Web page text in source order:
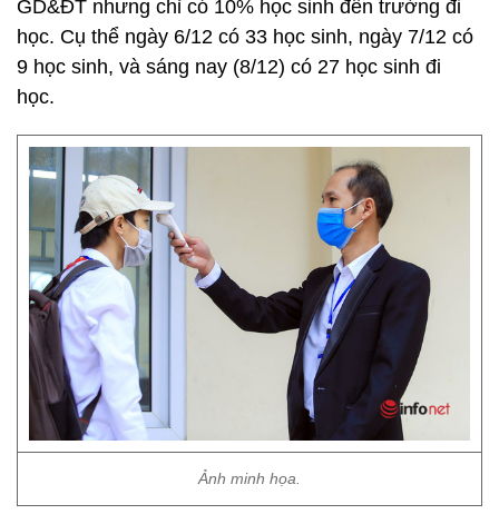
GD&ĐT nhưng chỉ có 10% học sinh đến trường đi
học. Cụ thể ngày 6/12 có 33 học sinh, ngày 7/12 có
9 học sinh, và sáng nay (8/12) có 27 học sinh đi
học.
Ảnh minh họa.